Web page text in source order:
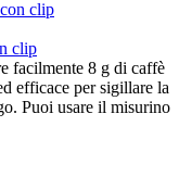
clip
facilmente 8 g di caffè
efficace per sigillare la
Puoi usare il misurino